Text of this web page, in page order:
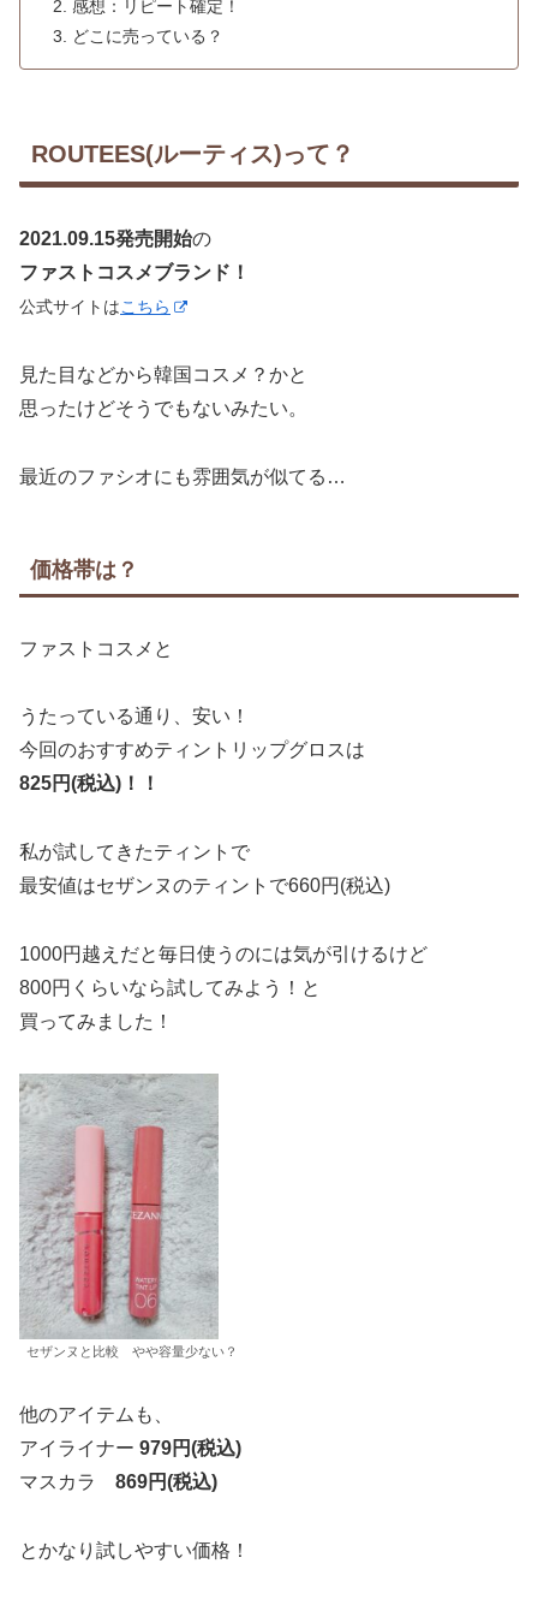
感想：リピート確定！
どこに売っている？
ROUTEES(ルーティス)って？
2021.09.15発売開始の
ファストコスメブランド！
公式サイトはこちら
見た目などから韓国コスメ？かと
思ったけどそうでもないみたい。
最近のファシオにも雰囲気が似てる…
価格帯は？
ファストコスメと
うたっている通り、安い！
今回のおすすめティントリップグロスは
825円(税込)！！
私が試してきたティントで
最安値はセザンヌのティントで660円(税込)
1000円越えだと毎日使うのには気が引けるけど
800円くらいなら試してみよう！と
買ってみました！
セザンヌと比較 やや容量少ない？
他のアイテムも、
アイライナー 979円(税込)
マスカラ 869円(税込)
とかなり試しやすい価格！